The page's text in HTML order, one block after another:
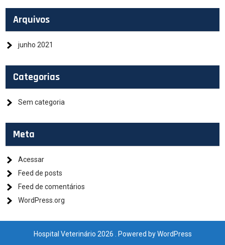
Arquivos
junho 2021
Categorias
Sem categoria
Meta
Acessar
Feed de posts
Feed de comentários
WordPress.org
Hospital Veterinário 2026 . Powered by WordPress